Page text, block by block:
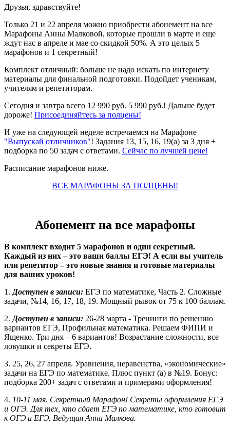
Друзья, здравствуйте!
Только 21 и 22 апреля можно приобрести абонемент на все
Марафоны Анны Малковой, которые прошли в марте и еще
ждут нас в апреле и мае со скидкой 50%. А это целых 5
марафонов и 1 секретный!
Комплект отличный: больше не надо искать по интернету
материалы для финальной подготовки. Подойдет ученикам,
учителям и репетиторам.
Сегодня и завтра всего 12 990 руб. 5 990 руб.! Дальше будет
дороже! Присоединяйтесь за полцены!
И уже на следующей неделе встречаемся на Марафоне
"Выпускай отличников"! Задания 13, 15, 16, 19(а) за 3 дня +
подборка по 50 задач с ответами. Сейчас по лучшей цене!
Расписание марафонов ниже.
ВСЕ МАРАФОНЫ ЗА ПОЛЦЕНЫ!
Абонемент на все марафоны
В комплект входит 5 марафонов и один секретный.
Каждый из них – это ваши баллы ЕГЭ! А если вы учитель
или репетитор – это новые знания и готовые материалы
для ваших уроков!
1. Доступен в записи: ЕГЭ по математике, Часть 2. Сложные
задачи, №14, 16, 17, 18, 19. Мощный рывок от 75 к 100 баллам.
2. Доступен в записи: 26-28 марта - Тренинги по решению
вариантов ЕГЭ, Профильная математика. Решаем ФИПИ и
Ященко. Три дня – 6 вариантов! Возрастание сложности, все
ловушки и секреты ЕГЭ.
3. 25, 26, 27 апреля. Уравнения, неравенства, «экономические»
задачи на ЕГЭ по математике. Плюс пункт (а) в №19. Бонус:
подборка 200+ задач с ответами и примерами оформления!
4. 10-11 мая. Секретный Марафон! Секреты оформления ЕГЭ
и ОГЭ. Для тех, кто сдает ЕГЭ по математике, кто готовит
к ОГЭ и ЕГЭ. Ведущая Анна Малкова.